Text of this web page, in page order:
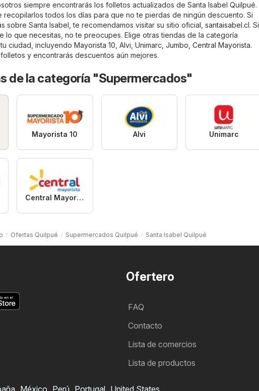
siempre encontrarás los folletos actualizados de Santa Isabel Quilpué.
recopilarlos todos los días para que no te pierdas de ningún descuento. Si
sobre Santa Isabel, te recomendamos visitar su sitio oficial, santaisabel.cl. Si
lo que necesitas, no te preocupes. Elige otras tiendas de la categoría
ciudad, incluyendo Mayorista 10 Alvi Unimarc Jumbo Central Mayorista.
y encontrarás descuentos aún mejores.
de la categoría "Supermercados"
Mayorista 10 Alvi Unimarc
Central Mayorista
Ofertas Quilpué Supermercados Quilpué Santa Isabel Quilpué
Ofertero
FAQ
Contacto
Lista de comercios
Lista de productos
México Perú Portugal United States